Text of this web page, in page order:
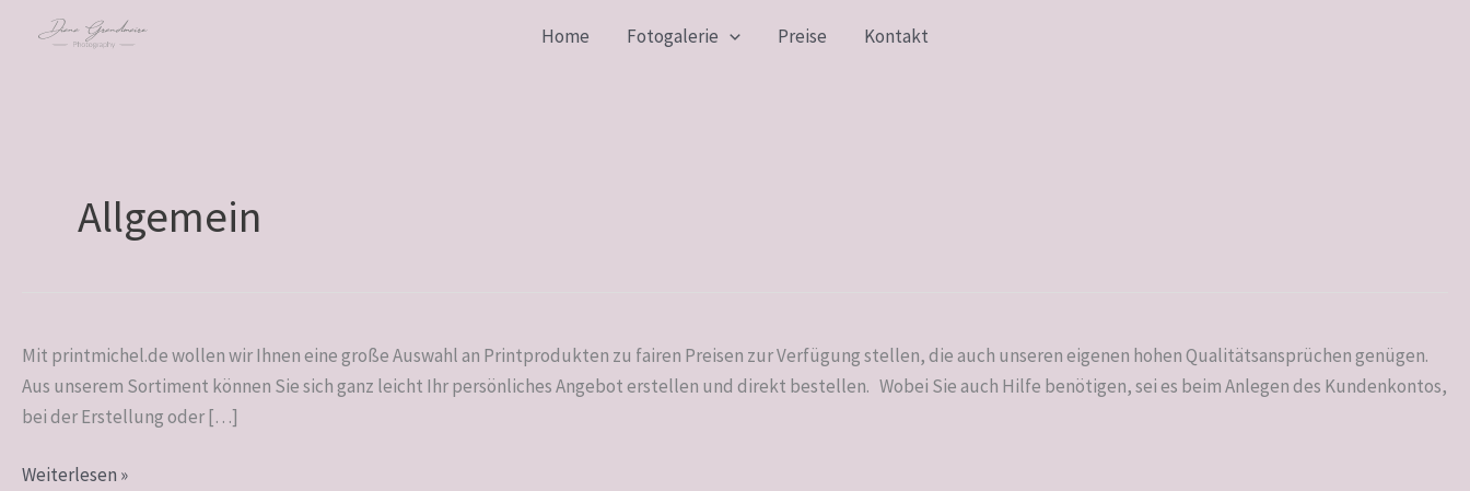
Inhalt
Home Fotogalerie Preise Kontakt
Allgemein
Mit printmichel.de wollen wir Ihnen eine große Auswahl an Printprodukten zu fairen Preisen zur Verfügung stellen, die auch unseren eigenen hohen Qualitätsansprüchen genügen.
Aus unserem Sortiment können Sie sich ganz leicht Ihr persönliches Angebot erstellen und direkt bestellen. Wobei Sie auch Hilfe benötigen, sei es beim Anlegen des Kundenkontos,
bei der Erstellung oder […]
Printmichel.de
–
die
Onlinedruckerei
Weiterlesen »